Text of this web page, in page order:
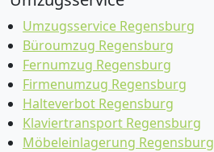
Umzugsservice Regensburg
Büroumzug Regensburg
Fernumzug Regensburg
Firmenumzug Regensburg
Halteverbot Regensburg
Klaviertransport Regensburg
Möbeleinlagerung Regensburg